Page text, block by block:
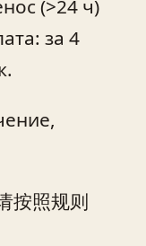
(>24 ч)
за 4
按照规则